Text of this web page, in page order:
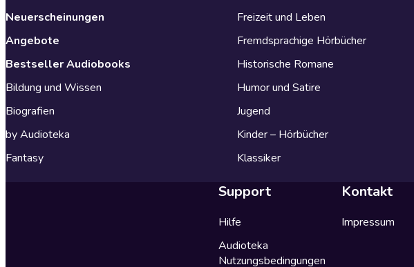
Neuerscheinungen
Angebote
Bestseller Audiobooks
Bildung und Wissen
Biografien
by Audioteka
Fantasy
Freizeit und Leben
Fremdsprachige Hörbücher
Historische Romane
Humor und Satire
Jugend
Kinder – Hörbücher
Klassiker
Support
Hilfe
Audioteka
Nutzungsbedingungen
Kontakt
Impressum